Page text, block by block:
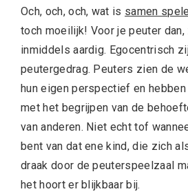
Och, och, och, wat is samen
toch moeilijk! Voor je peuter
inmiddels aardig. Egocentrisch
peutergedrag. Peuters zien de
hun eigen perspectief en
met het begrijpen van de
van anderen. Niet echt tof
bent van dat ene kind, die zich
draak door de peuterspeelzaal
het hoort er blijkbaar bij.